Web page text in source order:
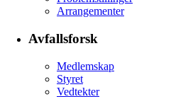
Arrangementer
Avfallsforsk
Medlemskap
Styret
Vedtekter